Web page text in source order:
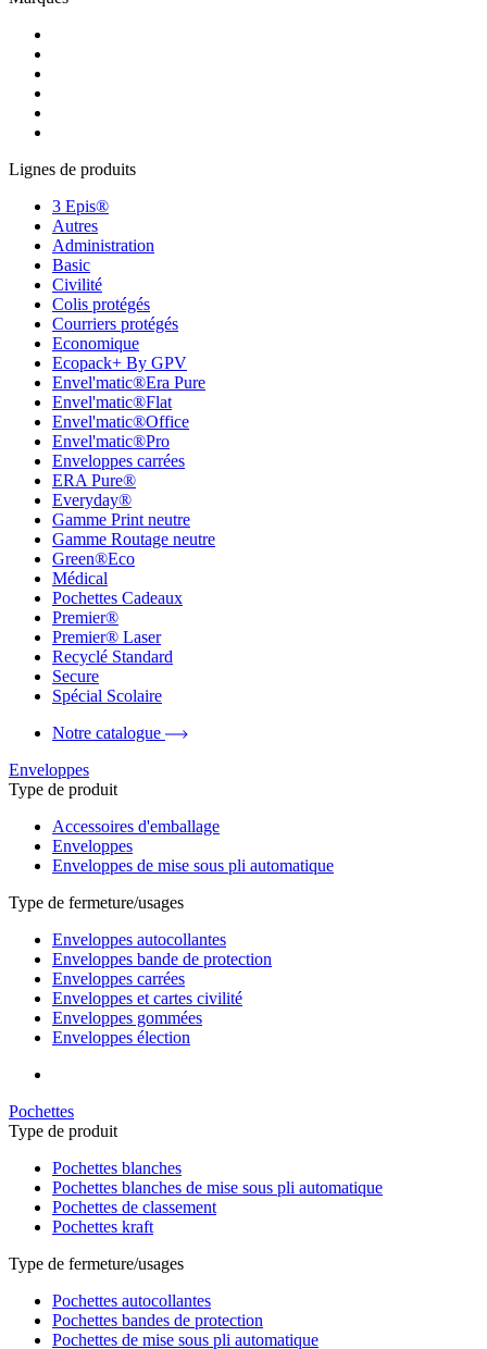
Lignes de produits
3 Epis®
Autres
Administration
Basic
Civilité
Colis protégés
Courriers protégés
Economique
Ecopack+ By GPV
Envel'matic®Era Pure
Envel'matic®Flat
Envel'matic®Office
Envel'matic®Pro
Enveloppes carrées
ERA Pure®
Everyday®
Gamme Print neutre
Gamme Routage neutre
Green®Eco
Médical
Pochettes Cadeaux
Premier®
Premier® Laser
Recyclé Standard
Secure
Spécial Scolaire
Notre catalogue
Enveloppes
Type de produit
Accessoires d'emballage
Enveloppes
Enveloppes de mise sous pli automatique
Type de fermeture/usages
Enveloppes autocollantes
Enveloppes bande de protection
Enveloppes carrées
Enveloppes et cartes civilité
Enveloppes gommées
Enveloppes élection
Pochettes
Type de produit
Pochettes blanches
Pochettes blanches de mise sous pli automatique
Pochettes de classement
Pochettes kraft
Type de fermeture/usages
Pochettes autocollantes
Pochettes bandes de protection
Pochettes de mise sous pli automatique